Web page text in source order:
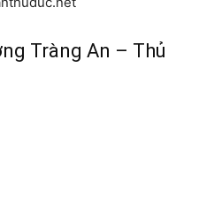
Tràng An – Thủ